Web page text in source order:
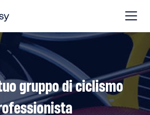
gruppo di ciclismo